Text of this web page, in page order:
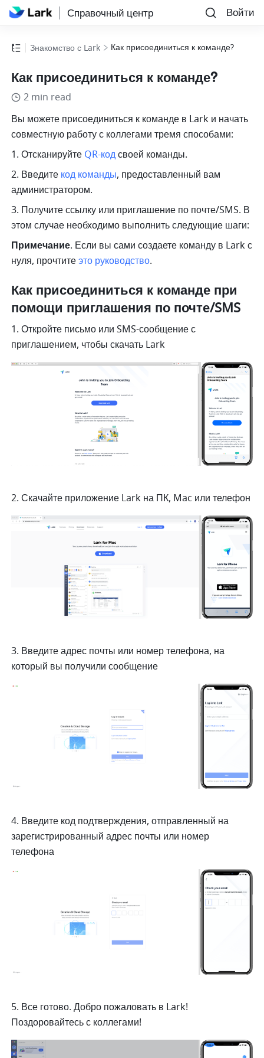
Справочный центр Войти
Знакомство с Lark Как присоединиться к команде?
Как присоединиться к команде?
2 min read
Вы можете присоединиться к команде в Lark и начать
совместную работу с коллегами тремя способами:
1. Отсканируйте QR-код своей команды.
2. Введите код команды, предоставленный вам
администратором.
3. Получите ссылку или приглашение по почте/SMS. В
этом случае необходимо выполнить следующие шаги:
Примечание. Если вы сами создаете команду в Lark с
нуля, прочтите это руководство.
Как присоединиться к команде при
помощи приглашения по почте/SMS
1. Откройте письмо или SMS-сообщение с
приглашением, чтобы скачать Lark
2. Скачайте приложение Lark на ПК, Mac или телефон
3. Введите адрес почты или номер телефона, на
который вы получили сообщение
4. Введите код подтверждения, отправленный на
зарегистрированный адрес почты или номер
телефона
5. Все готово. Добро пожаловать в Lark!
Поздоровайтесь с коллегами!